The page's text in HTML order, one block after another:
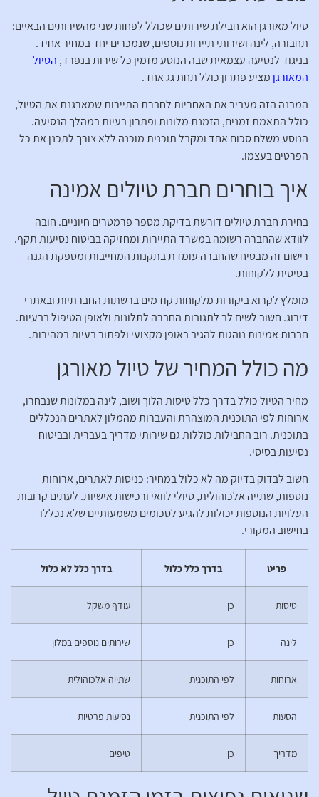
טיול מאורגן הוא חבילת שירותים שכולל לפחות שני מהשירותים הבאיים:
תחבורה, לינה ושירותי תיירות נוספים, שנמכרים יחד במחיר אחיד.
בניגוד לנסיעה עצמאית שבה הנוסע מזמין כל שירות בנפרד, הטיול
המאורגן מציע פתרון כולל תחת גג אחד.
המבנה הזה מעביר את האחריות לחברת התיירות שמארגנת את הטיול,
כולל התאמת זמנים, הזמנת מלונות ופתרון בעיות במהלך הנסיעה.
הנוסע משלם סכום אחד ומקבל תוכנית מוכנה ללא צורך לתכנן את כל
הפרטים בעצמו.
איך בוחרים חברת טיולים אמינה
בחירת חברת טיולים דורשת בדיקת מספר פרמטרים חיוניים. חובה
לוודא שהחברה רשומה במשרד התיירות ומחזיקה בביטוח נסיעות תקף.
רישום זה מבטיח שהחברה עומדת בתקנות המחייבות ומספקת הגנה
בסיסית ללקוחות.
מומלץ לקרוא ביקורות מלקוחות קודמים ברשתות החברתיות ובאתרי
דירוג. חשוב לשים לב לתגובות החברה לתלונות ולאופן הטיפול בבעיות.
חברות אמינות נוהגות להגיב באופן מקצועי ולפתור בעיות במהירות.
מה כולל המחיר של טיול מאורגן
מחיר הטיול כולל בדרך כלל טיסות הלוך ושוב, לינה במלונות שנבחרו,
ארוחות לפי התוכנית המוצהרת והעברות מהמלון לאתרים הנכללים
בתוכנית. רוב החבילות כוללות גם שירותי מדריך בעברית ובביטוח
נסיעות בסיסי.
חשוב לבדוק בדיוק מה לא כלול במחיר: כניסות לאתרים, ארוחות
נוספות, שתייה אלכוהולית, טיולי לוואי ורכישות אישיות. לעתים קרובות
העלויות הנוספות יכולות להגיע לסכומים משמעותיים שלא נכללו
בחישוב המקורי.
פריט בדרך כלל כלול בדרך כלל לא כלול
טיסות כן עודף משקל
לינה כן שירותים נוספים במלון
ארוחות לפי התוכנית שתייה אלכוהולית
הסעות לפי התוכנית נסיעות פרטיות
מדריך כן טיפים